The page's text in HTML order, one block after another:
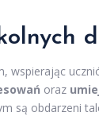
wspierając
oraz
są obdarzeni